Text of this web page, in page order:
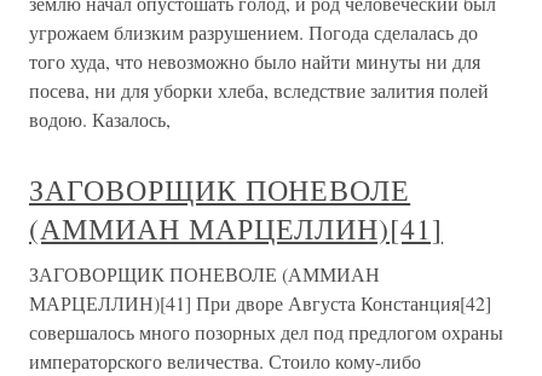
угрожаем близким разрушением. Погода сделалась до
того худа, что невозможно было найти минуты ни для
посева, ни для уборки хлеба, вследствие залития полей
водою. Казалось,
ЗАГОВОРЩИК ПОНЕВОЛЕ
(АММИАН МАРЦЕЛЛИН)[41]
ЗАГОВОРЩИК ПОНЕВОЛЕ (АММИАН
МАРЦЕЛЛИН)[41] При дворе Августа Констанция[42]
совершалось много позорных дел под предлогом охраны
императорского величества. Стоило кому-либо